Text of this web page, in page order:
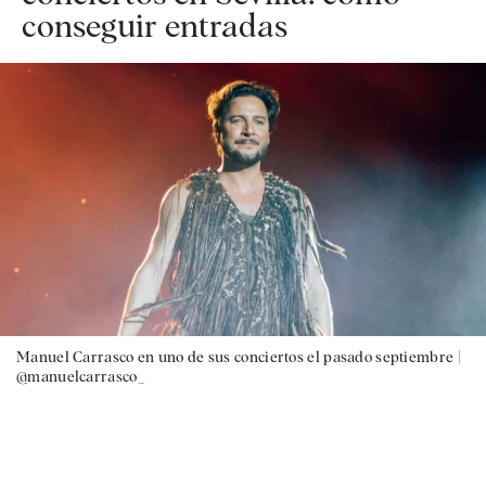
conseguir entradas
Manuel Carrasco en uno de sus conciertos el pasado septiembre |
@manuelcarrasco_